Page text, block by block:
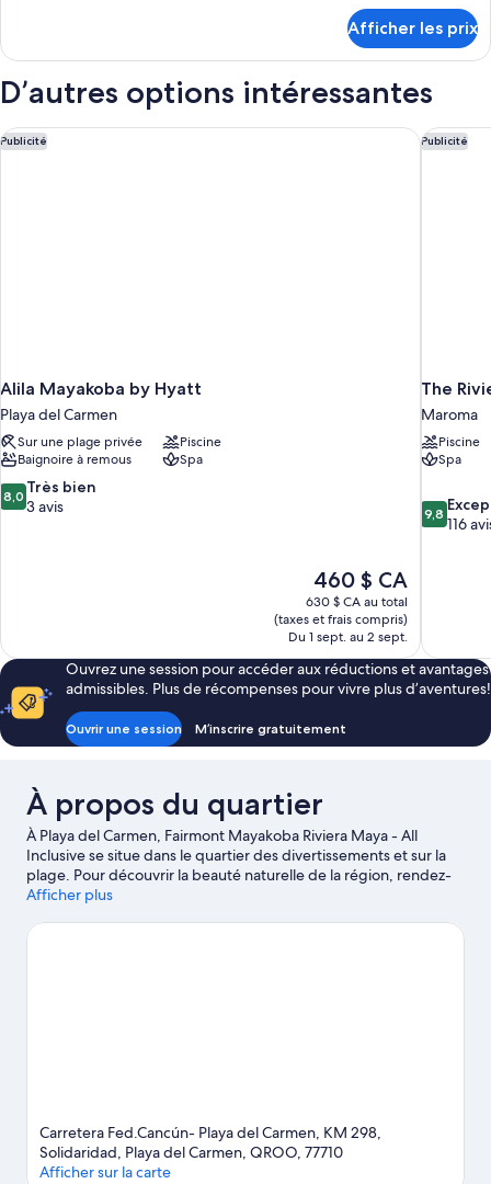
grands
lits,
face
Casita,
lits,
en
Afficher les prix
D’autres options intéressantes
Publicité
Alila Mayakoba by Hyatt
Playa del Carmen
Sur une plage privée
Piscine
Baignoire à remous
Spa
8.0
sur
8,0 Très bien
3 avis
Le
prix
est
de
460 $ CA
460 $ CA
630 $ CA au total
(taxes et frais compris)
Du 1 sept. au 2 sept.
Alila Mayakoba by Hyatt Publicité
The
Maroma
Piscine
Spa
9.8
sur
9,8
116
The
Ouvrez une session pour accéder aux réductions et avantages
admissibles. Plus de récompenses pour vivre plus d’aventures!
Ouvrir une session M’inscrire gratuitement
À propos du quartier
À Playa del Carmen, Fairmont Mayakoba Riviera Maya - All
Inclusive se situe dans le quartier des divertissements et sur la
plage. Pour découvrir la beauté naturelle de la région, rendez-
vous à ces sites : Plage principale de Playa del Carmen et Plage
Xplor et Parc à thème écologique Xcaret qui sont des attractions
Afficher plus
Carretera Fed.Cancún- Playa del Carmen, KM 298,
Solidaridad, Playa del Carmen, QROO, 77710
Afficher sur la carte